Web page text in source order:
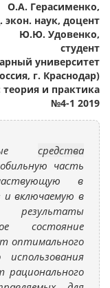
О.А. Герасименко,
экон. наук, доцент
Ю.Ю. Удовенко,
студент
университет
г. Краснодар)
и практика
№4-1 2019
средства
часть
в
и включаемую в
состояние
оптимального